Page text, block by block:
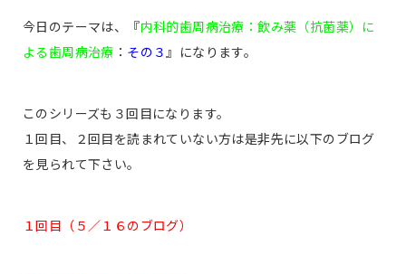
今日のテーマは、『内科的歯周病治療：飲み薬（抗菌薬）に
よる歯周病治療 ： その３』になります。
このシリーズも３回目になります。
１回目、２回目を読まれていない方は是非先に以下のブログ
を見られて下さい。
１回目（５／１６のブログ）